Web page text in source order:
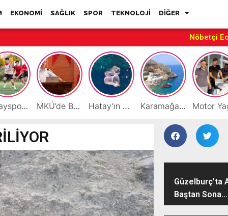
EKONOMİ SAĞLIK SPOR TEKNOLOJİ DİĞER
Nöbetçi
Hatayspor’daki büyük kriz gençler için büyük bir fırsat MKÜ’de BAP ve TÜBİTAK 1001 Projeleri Masaya Yatırıldı Hatay’ın Deniz ve Sahillerini Kirleten Tesislere Ceza Yağdı! Karamağara Koyu Doğu Akdeniz’in Turizm Yıldızı Oluyor
Güzelburç’ta
Baştan Sona...